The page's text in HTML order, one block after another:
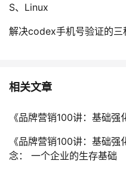
S、Linux
解决codex手机号验证的三
相关文章
《品牌营销100讲：基础强
《品牌营销100讲：基础强化与认
念： 一个企业的生存基础